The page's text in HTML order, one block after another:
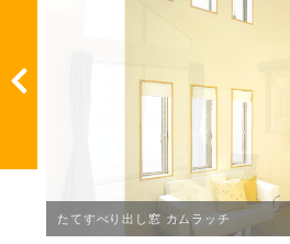
FIX窓／引違い窓／すべり出し窓 オペレ
台形FIX窓／引違い窓
たてすべり出し窓 カムラッチ
たてすべり出し窓 カムラッチ＋FIX窓
引違い窓
両袖片引き窓
たてスリム窓 FIXタイプ・開きタイプ
タイプ
ノンレール引違い窓 ウォーキング 3枚